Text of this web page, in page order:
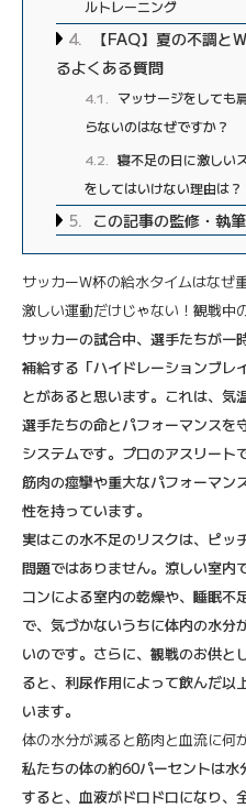
ルトレーニング
4
【FAQ】夏の不調と
るよくある質問
4.1
マッサージをしても
らないのはなぜですか？
4.2
寝不足の日に激しい
をしてはいけない理由は？
5 この記事の監修・執
サッカーW杯の給水タイムはなぜ
激しい運動だけじゃない！観戦中
サッカーの試合中、選手たちが一
補給する「ハイドレーションブレ
とがあると思います。これは、気
選手たちの命とパフォーマンスを
システムです。プロのアスリート
筋肉の痙攣や重大なパフォーマン
性を持っています。
実はこの水不足のリスクは、ピッ
問題ではありません。涼しい室内
コンによる室内の乾燥や、睡眠不
で、気づかないうちに体内の水分
いのです。さらに、観戦のお供と
ると、利尿作用によって飲んだ以
います。
体の水分が減ると筋肉と血流に何
私たちの体の約60パーセントは
すると、血液がドロドロになり、